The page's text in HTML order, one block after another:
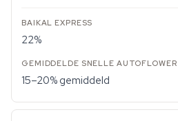
22%
15–20% gemiddeld